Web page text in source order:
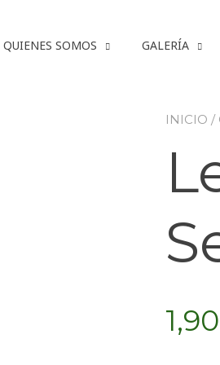
QUIENES SOMOS GALERÍA
INICIO /
1,90